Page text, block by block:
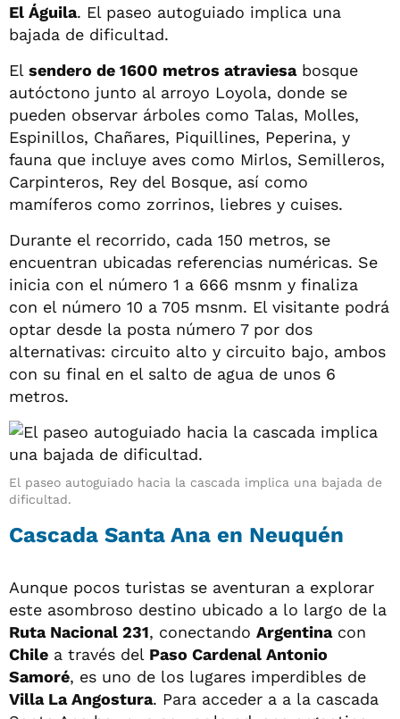
El Águila. El paseo autoguiado implica una
bajada de dificultad.
El sendero de 1600 metros atraviesabosque
autóctono junto al arroyo Loyola, donde se
pueden observar árboles como Talas, Molles,
Espinillos, Chañares, Piquillines, Peperina, y
fauna que incluye aves como Mirlos, Semilleros,
Carpinteros, Rey del Bosque, así como
mamíferos como zorrinos, liebres y cuises.
Durante el recorrido, cada 150 metros, se
encuentran ubicadas referencias numéricas. Se
inicia con el número 1 a 666 msnm y finaliza
con el número 10 a 705 msnm. El visitante podrá
optar desde la posta número 7 por dos
alternativas: circuito alto y circuito bajo, ambos
con su final en el salto de agua de unos 6
metros.
El paseo autoguiado hacia la cascada implica una bajada de
dificultad.
Cascada Santa Ana en Neuquén
Aunque pocos turistas se aventuran a explorar
este asombroso destino ubicado a lo largo de la
Ruta Nacional 231, conectando Argentinacon
Chile a través del Paso Cardenal Antonio
Samoré, es uno de los lugares imperdibles de
Villa La Angostura. Para acceder a a la cascada